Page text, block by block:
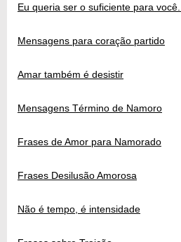
Eu queria ser o suficiente para você...
Mensagens para coração partido
Amar também é desistir
Mensagens Término de Namoro
Frases de Amor para Namorado
Frases Desilusão Amorosa
Não é tempo, é intensidade